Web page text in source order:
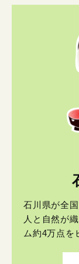
石川県が全
人と自然が
ム約4万点を